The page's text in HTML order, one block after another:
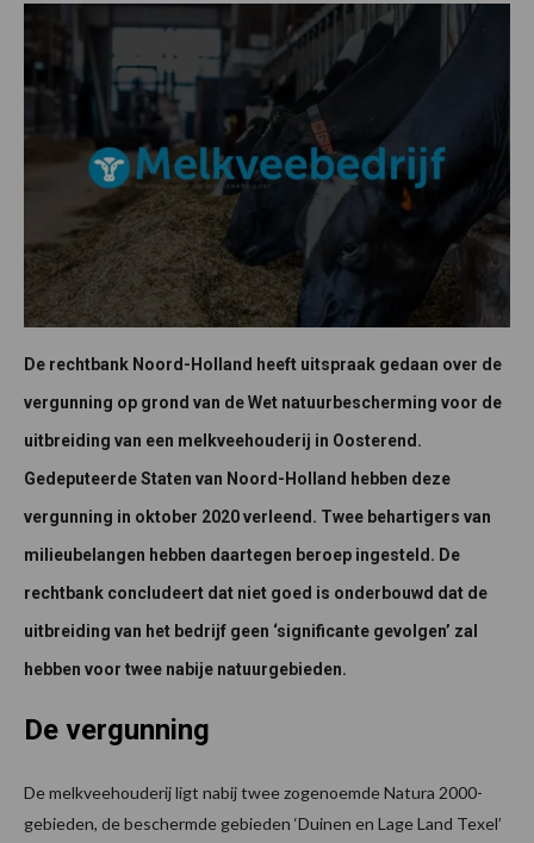
De rechtbank Noord-Holland heeft uitspraak gedaan over de
vergunning op grond van de Wet natuurbescherming voor de
uitbreiding van een melkveehouderij in Oosterend.
Gedeputeerde Staten van Noord-Holland hebben deze
vergunning in oktober 2020 verleend. Twee behartigers van
milieubelangen hebben daartegen beroep ingesteld. De
rechtbank concludeert dat niet goed is onderbouwd dat de
uitbreiding van het bedrijf geen ‘significante gevolgen’ zal
hebben voor twee nabije natuurgebieden.
De vergunning
De melkveehouderij ligt nabij twee zogenoemde Natura 2000-
gebieden, de beschermde gebieden ‘Duinen en Lage Land Texel’